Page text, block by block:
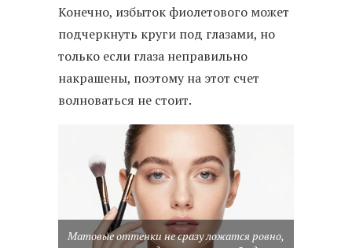
Конечно, избыток фиолетового может
подчеркнуть круги под глазами, но
только если глаза неправильно
накрашены, поэтому на этот счет
волноваться не стоит.
Матовые оттенки не сразу ложатся ровно,